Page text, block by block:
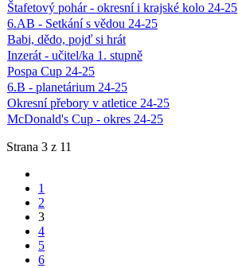
Štafetový pohár - okresní i krajské kolo 24-25
6.AB - Setkání s vědou 24-25
Babi, dědo, pojď si hrát
Inzerát - učitel/ka 1. stupně
Pospa Cup 24-25
6.B - planetárium 24-25
Okresní přebory v atletice 24-25
McDonald's Cup - okres 24-25
Strana 3 z 11
1
2
3
4
5
6